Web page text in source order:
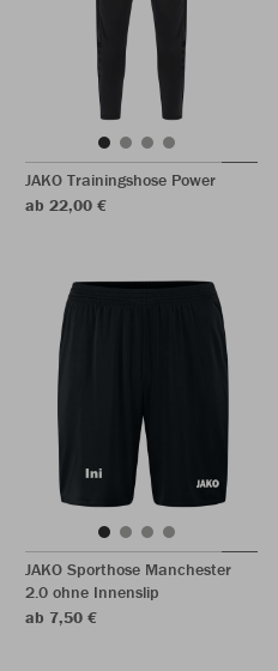
JAKO Trainingshose Power
ab 22,00 €
JAKO Sporthose Manchester
2.0 ohne Innenslip
ab 7,50 €